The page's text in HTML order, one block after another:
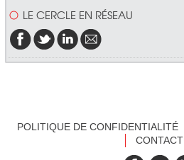
LE CERCLE EN RÉSEAU
POLITIQUE DE CONFIDENTIALITÉ
CONTACT